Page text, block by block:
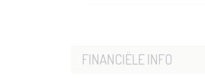
FINANCIËLE INFO